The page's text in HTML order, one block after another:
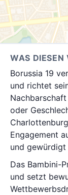
WAS DIESEN
Borussia 19
und richtet
oder
Engagement
und gewürdigt
Das Bambini-
und setzt